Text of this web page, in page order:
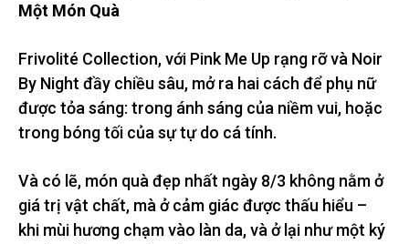
Một Món Quà
Frivolité Collection, với Pink Me Up rạng rỡ và Noir
By Night đầy chiều sâu, mở ra hai cách để phụ nữ
được tỏa sáng: trong ánh sáng của niềm vui, hoặc
trong bóng tối của sự tự do cá tính.
Và có lẽ, món quà đẹp nhất ngày 8/3 không nằm ở
giá trị vật chất, mà ở cảm giác được thấu hiểu –
khi mùi hương chạm vào làn da, và ở lại như một ký